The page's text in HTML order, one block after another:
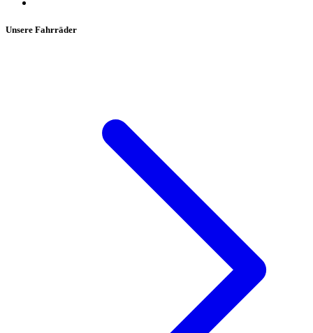
Unsere Fahrräder